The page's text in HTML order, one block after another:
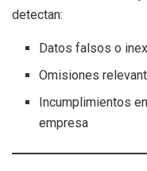
detectan:
Datos falsos o
Omisiones
Incumplimientos
empresa